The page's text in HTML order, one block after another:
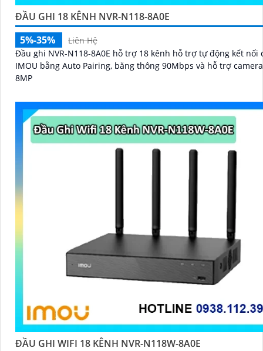
ĐẦU GHI 18 KÊNH NVR-N118-8A0E
5%-35%
Liên Hệ
Đầu ghi NVR-N118-8A0E hỗ trợ 18 kênh hỗ trợ tự động kết nối
IMOU bằng Auto Pairing, băng thông 90Mbps và hỗ trợ
8MP
ĐẦU GHI WIFI 18 KÊNH NVR-N118W-8A0E